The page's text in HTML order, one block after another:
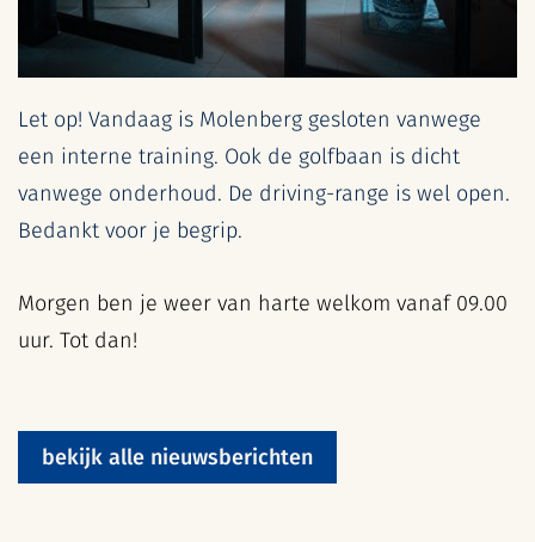
Let op! Vandaag is Molenberg gesloten vanwege
een interne training. Ook de golfbaan is dicht
vanwege onderhoud. De driving-range is wel open.
Bedankt voor je begrip.
Morgen ben je weer van harte welkom vanaf 09.00
uur. Tot dan!
bekijk alle nieuwsberichten